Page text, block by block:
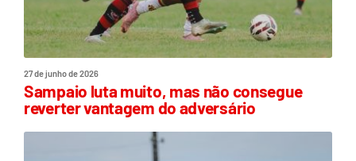
27 de junho de 2026
Sampaio luta muito, mas não consegue
reverter vantagem do adversário